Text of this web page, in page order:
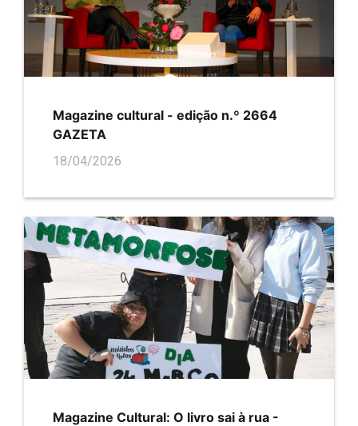
Magazine cultural - edição n.º 2664
GAZETA
18/04/2026
Magazine Cultural: O livro sai à rua -